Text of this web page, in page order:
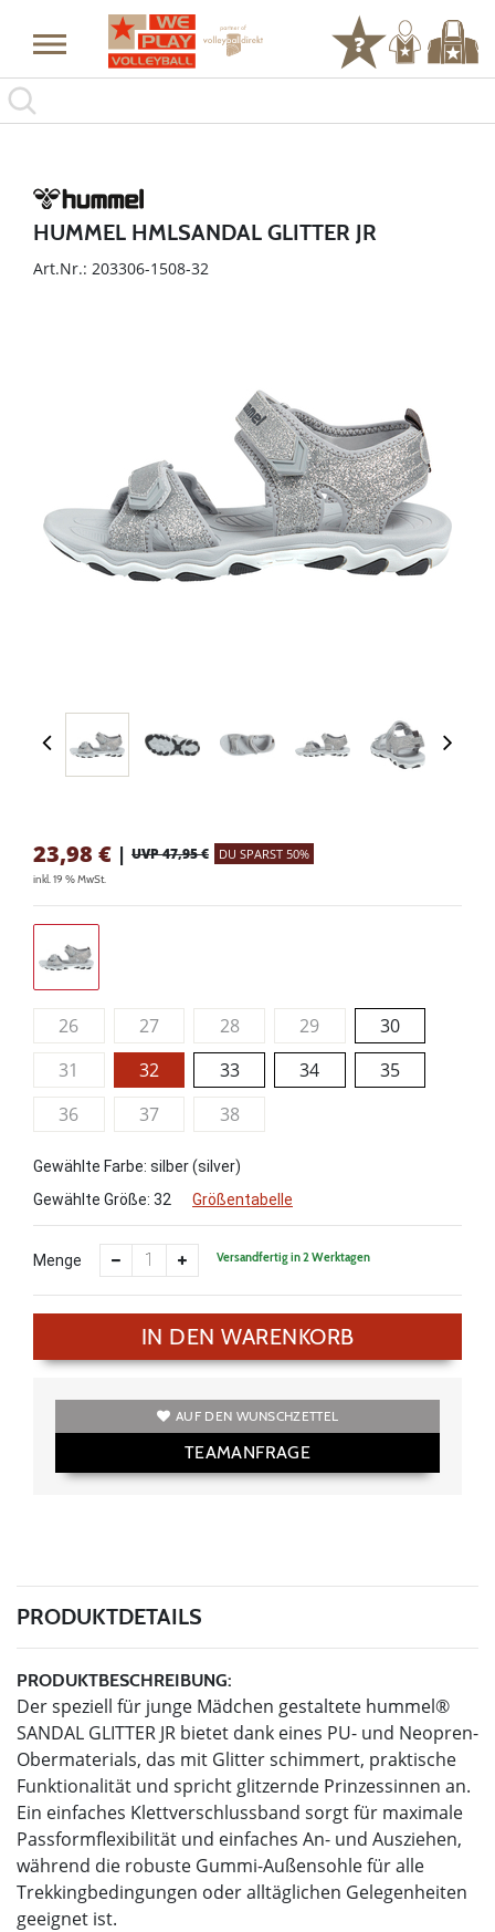
HUMMEL HMLSANDAL GLITTER JR
Art.Nr.: 203306-1508-32
23,98 € | UVP 47,95 € DU SPARST 50%
inkl. 19 % MwSt.
26 27 28 29
30
31
32 33 34
35
36
37 38
Gewählte Farbe: silber (silver)
Gewählte Größe: 32 Größentabelle
Menge Versandfertig in 2 Werktagen
IN DEN WARENKORB
AUF DEN WUNSCHZETTEL
TEAMANFRAGE
PRODUKTDETAILS
PRODUKTBESCHREIBUNG:
Der speziell für junge Mädchen gestaltete hummel®
SANDAL GLITTER JR bietet dank eines PU- und Neopren-
Obermaterials, das mit Glitter schimmert, praktische
Funktionalität und spricht glitzernde Prinzessinnen an.
Ein einfaches Klettverschlussband sorgt für maximale
Passformflexibilität und einfaches An- und Ausziehen,
während die robuste Gummi-Außensohle für alle
Trekkingbedingungen oder alltäglichen Gelegenheiten
geeignet ist.